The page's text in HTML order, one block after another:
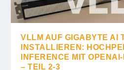
VLLM AUF GIGABYTE AI
INSTALLIEREN:
INFERENCE MIT
– TEIL 2-3